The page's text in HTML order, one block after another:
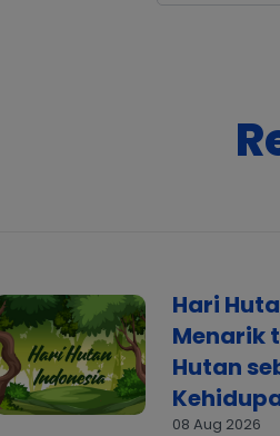
Hari
Menarik
Hutan
08 Aug 2026